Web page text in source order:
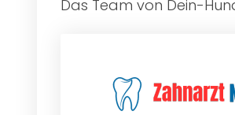
Das Team von Dein-